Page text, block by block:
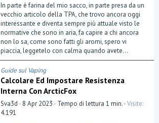
s
t
e
l
l
a
(
e
)
In parte è farina del mio sacco, in parte presa da un
vecchio articolo della TPA, che trovo ancora oggi
interessante e diventa sempre più attuale visto le
normative che sono in aria, fa capire a chi ancora
non lo sa, come sono fatti gli aromi, spero vi
piaccia, leggetelo con calma quando avete...
Guide sul Vaping
Calcolare Ed Impostare Resistenza
Interna Con ArcticFox
Sva3d 8 Apr 2023 Tempo di lettura 1 min. Visite
4.191